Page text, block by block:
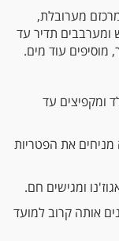
מערובלת,
ומערבבים תדיר עד
עוד מים.
ומקפיצים עד
את הפטריות
ומגישים חם.
אותה קרוב למועד